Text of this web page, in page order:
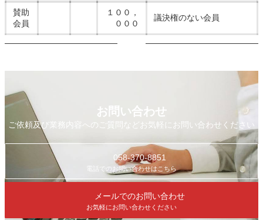
賛助
会員
１００，
０００
議決権のない会員
お問い合わせ
ご依頼及び業務内容へのご質問などお気軽にお問い合わせください
058-370-8851
電話でのお問い合わせはこちら
メールでのお問い合わせ
お気軽にお問い合わせください